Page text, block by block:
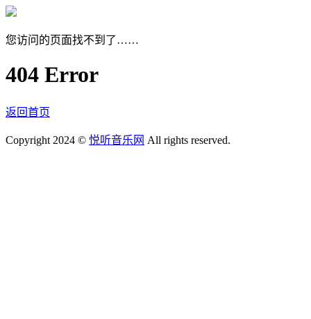
您访问的页面找不到了……
404 Error
返回首页
Copyright 2024 © 悦听音乐网 All rights reserved.